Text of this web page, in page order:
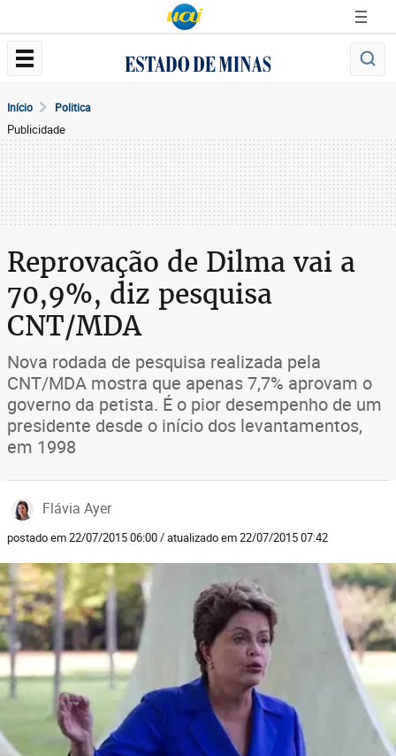
Início Politica
Publicidade
Reprovação de Dilma vai a
70,9%, diz pesquisa
CNT/MDA
Nova rodada de pesquisa realizada pela
CNT/MDA mostra que apenas 7,7% aprovam o
governo da petista. É o pior desempenho de um
presidente desde o início dos levantamentos,
em 1998
Flávia Ayer
postado em 22/07/2015 06:00 / atualizado em 22/07/2015 07:42